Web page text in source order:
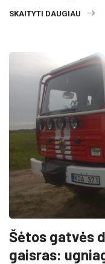
SKAITYTI DAUGIAU
Šėtos gatvės
gaisras: